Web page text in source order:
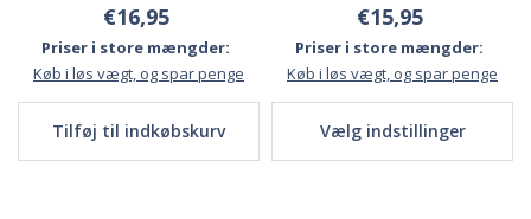
€16,95
Priser i store mængder:
Køb i løs vægt, og spar penge
Tilføj til indkøbskurv
€15,95
Priser i store mængder:
Køb i løs vægt, og spar penge
Vælg indstillinger